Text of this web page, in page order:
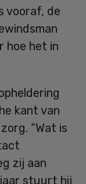
vooraf, de
hoe het in
kant van
“Wat is
zij aan
stuurt hij